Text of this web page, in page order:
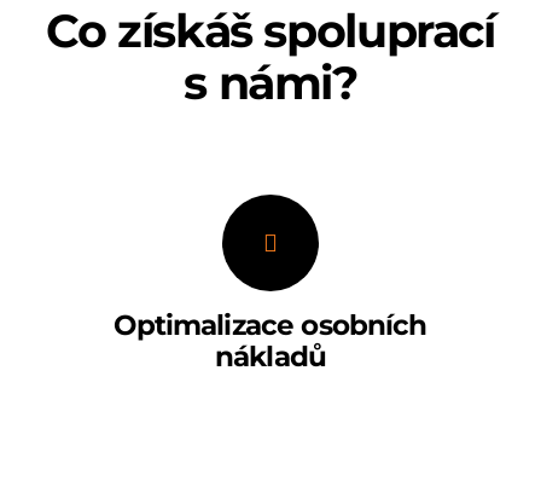
Co získáš spoluprací
s námi?
Optimalizace osobních
nákladů